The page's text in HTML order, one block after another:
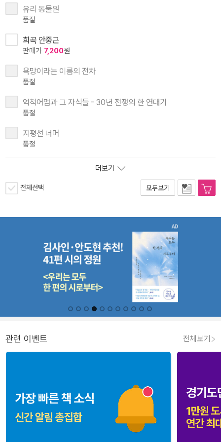
유리 동물원
품절
희곡 안중근
판매가 7,200원
욕망이라는 이름의 전차
품절
억척어멈과 그 자식들 - 30년 전쟁의 한 연대기
품절
지평선 너머
품절
더보기
전체선택 모두보기
관련 이벤트 전체보기